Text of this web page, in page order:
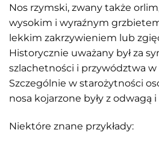
Nos rzymski, zwany także
wysokim i wyraźnym
lekkim zakrzywieniem lub
Historycznie uważany był za
szlachetności i przywództwa
Szczególnie w starożytności
nosa kojarzone były z odwagą
Niektóre znane przykłady: